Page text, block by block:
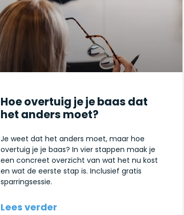
Hoe overtuig je je baas dat
het anders moet?
Je weet dat het anders moet, maar hoe
overtuig je je baas? In vier stappen maak je
een concreet overzicht van wat het nu kost
en wat de eerste stap is. Inclusief gratis
sparringsessie.
Lees verder